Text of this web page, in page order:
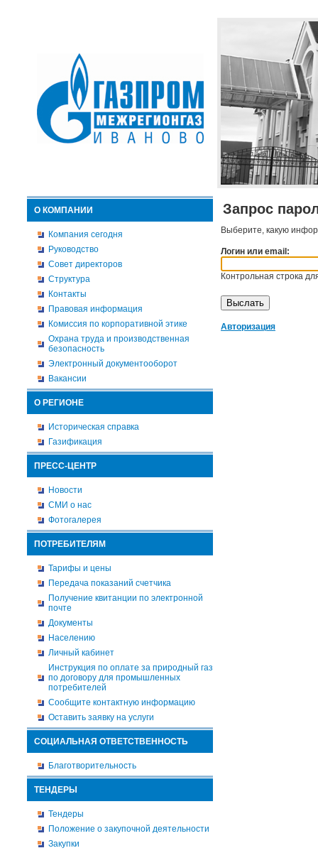
О КОМПАНИИ
Компания сегодня
Руководство
Совет директоров
Структура
Контакты
Правовая информация
Комиссия по корпоративной этике
Охрана труда и производственная
безопасность
Электронный документооборот
Вакансии
О РЕГИОНЕ
Историческая справка
Газификация
ПРЕСС-ЦЕНТР
Новости
СМИ о нас
Фотогалерея
ПОТРЕБИТЕЛЯМ
Тарифы и цены
Передача показаний счетчика
Получение квитанции по электронной
почте
Документы
Населению
Личный кабинет
Инструкция по оплате за природный газ
по договору для промышленных
потребителей
Сообщите контактную информацию
Оставить заявку на услуги
СОЦИАЛЬНАЯ ОТВЕТСТВЕННОСТЬ
Благотворительность
ТЕНДЕРЫ
Тендеры
Положение о закупочной деятельности
Закупки
Запрос
Выберите, какую
Логин или email:
Контрольная строка
Авторизация